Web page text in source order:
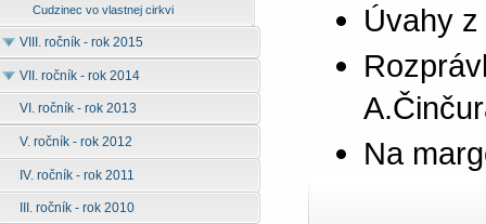
Cudzinec vo vlastnej cirkvi
VIII. ročník - rok 2015
VII. ročník - rok 2014
VI. ročník - rok 2013
V. ročník - rok 2012
IV. ročník - rok 2011
III. ročník - rok 2010
Úvahy
Na